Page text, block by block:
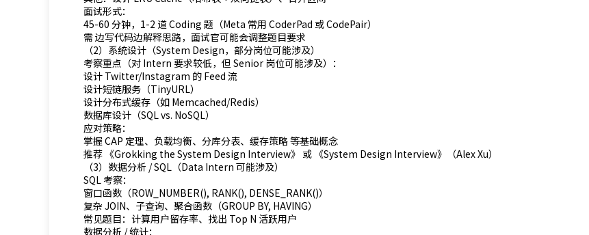
面试形式：
45-60 分钟，1-2 道 Coding 题（Meta 常用 CoderPad 或 CodePair）
需 边写代码边解释思路，面试官可能会调整题目要求
（2）系统设计（System Design，部分岗位可能涉及）
考察重点（对 Intern 要求较低，但 Senior 岗位可能涉及）：
设计 Twitter/Instagram 的 Feed 流
设计短链服务（TinyURL）
设计分布式缓存（如 Memcached/Redis）
数据库设计（SQL vs. NoSQL）
应对策略：
掌握 CAP 定理、负载均衡、分库分表、缓存策略 等基础概念
推荐 《Grokking the System Design Interview》 或 《System Design Interview》（Alex Xu）
（3）数据分析 / SQL（Data Intern 可能涉及）
SQL 考察：
窗口函数（ROW_NUMBER(), RANK(), DENSE_RANK()）
复杂 JOIN、子查询、聚合函数（GROUP BY, HAVING）
常见题目：计算用户留存率、找出 Top N 活跃用户
数据分析 / 统计：